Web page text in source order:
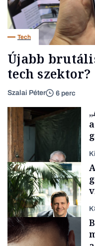
Tech
Újabb
tech szektor?
Szalai Péter 6 perc
Családi
vállalkozások